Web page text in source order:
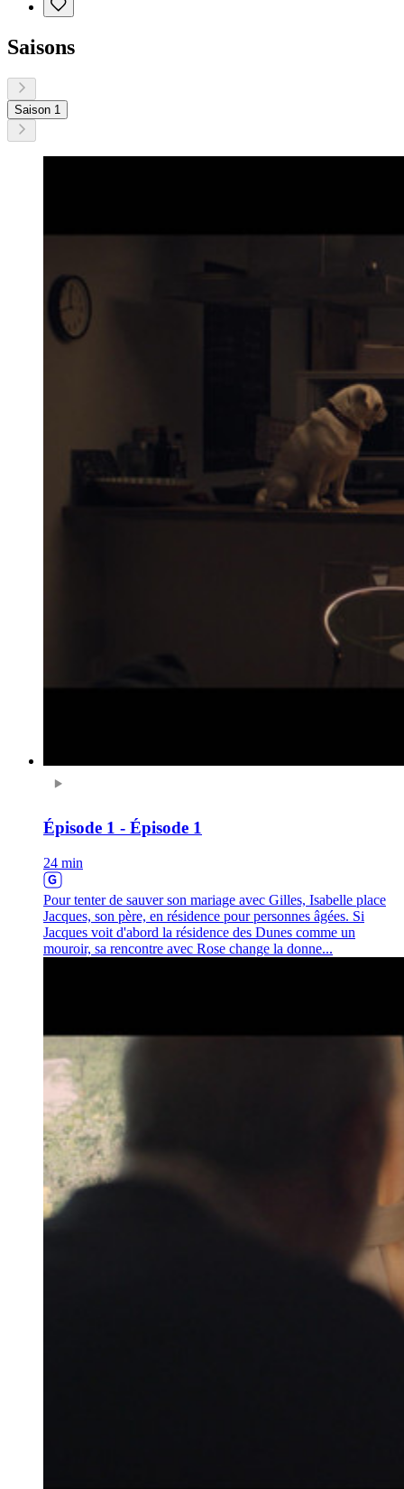
Saisons
Saison 1
Épisode 1 - Épisode 1
24 min
Pour tenter de sauver son mariage avec Gilles, Isabelle place
Jacques, son père, en résidence pour personnes âgées. Si
Jacques voit d'abord la résidence des Dunes comme un
mouroir, sa rencontre avec Rose change la donne...